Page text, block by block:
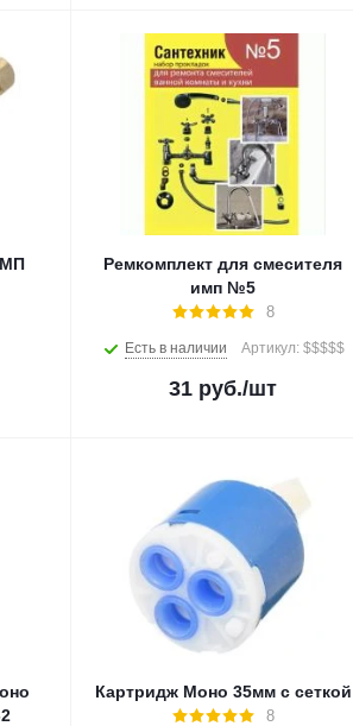
Ремкомплект для смесителя
имп №5
8
Есть в наличии Артикул: $$$$$
31 руб./шт
Картридж Моно 35мм с сеткой
8